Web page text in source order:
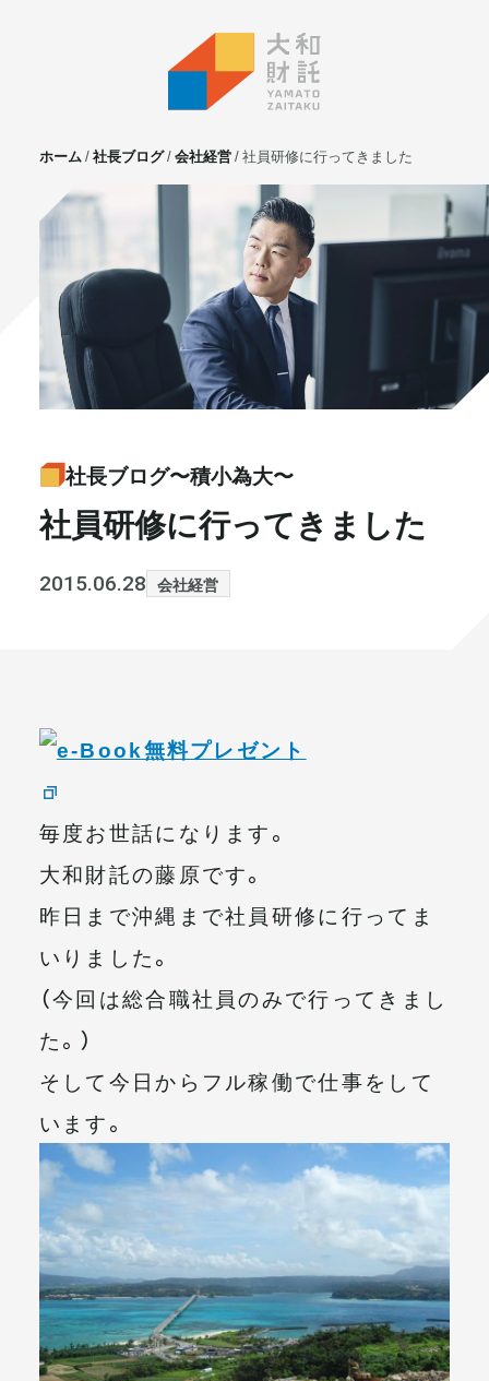
不動産投資
⼟地活⽤
マンション管理
賃貸管理
実需用戸建・マンション
ホテル事業
お客様の声
書籍・メディア
セミナー
会社情報
プライベート相談
お知らせ
まずは無料で相談
ホーム 社長ブログ 会社経営 社員研修に行ってきました
社長ブログ〜積小為大〜
社員研修に行ってきました
2015.06.28 会社経営
毎度お世話になります。
大和財託の藤原です。
昨日まで沖縄まで社員研修に行ってま
いりました。
（今回は総合職社員のみで行ってきまし
た。）
そして今日からフル稼働で仕事をして
います。